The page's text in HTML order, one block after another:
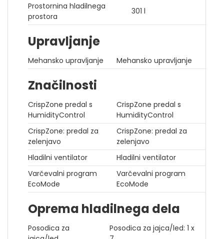
Prostornina hladilnega
prostora
301 l
Upravljanje
Mehansko upravljanje Mehansko upravljanje
Značilnosti
CrispZone predal s
HumidityControl
CrispZone predal s
HumidityControl
CrispZone: predal za
zelenjavo
CrispZone: predal za
zelenjavo
Hladilni ventilator
Hladilni ventilator
Varčevalni program
EcoMode
Varčevalni program
EcoMode
Oprema hladilnega dela
Posodica za
Posodica za jajca/led: 1 x